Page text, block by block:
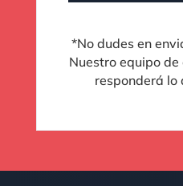
*No dudes en
Nuestro equipo
responderá lo